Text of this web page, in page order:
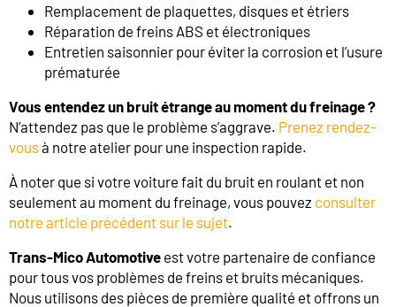
Remplacement de plaquettes, disques et étriers
Réparation de freins ABS et électroniques
Entretien saisonnier pour éviter la corrosion et l’usure
prématurée
Vous entendez un bruit étrange au moment du freinage ?
N’attendez pas que le problème s’aggrave. Prenez rendez-
vousà notre atelier pour une inspection rapide.
À noter que si votre voiture fait du bruit en roulant et non
seulement au moment du freinage, vous pouvez consulter
notre article précédent sur le sujet.
Trans-Mico Automotive est votre partenaire de confiance
pour tous vos problèmes de freins et bruits mécaniques.
Nous utilisons des pièces de première qualité et offrons un